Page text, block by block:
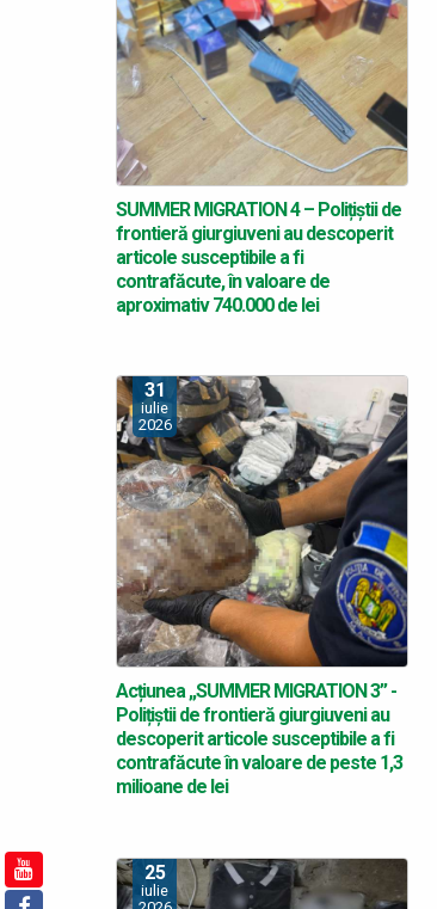
SUMMER MIGRATION 4 – Polițiștii de
frontieră giurgiuveni au descoperit
articole susceptibile a fi
contrafăcute, în valoare de
aproximativ 740.000 de lei
31
iulie
2026
Acțiunea „SUMMER MIGRATION 3” -
Polițiștii de frontieră giurgiuveni au
descoperit articole susceptibile a fi
contrafăcute în valoare de peste 1,3
milioane de lei
25
iulie